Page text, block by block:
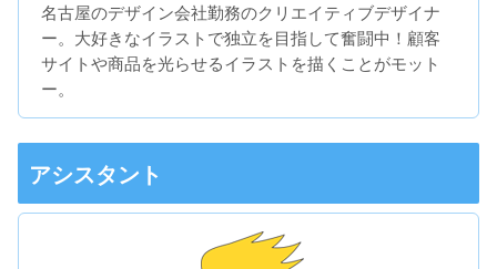
名古屋のデザイン会社勤務のクリエイティブデザイナ
ー。大好きなイラストで独立を目指して奮闘中！顧客
サイトや商品を光らせるイラストを描くことがモット
ー。
アシスタント